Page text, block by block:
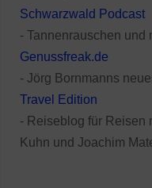
Schwarzwald Podcast
- Tannenrauschen und
Genussfreak.de
- Jörg Bornmanns
Travel Edition
- Reiseblog für Reisen
Kuhn und Joachim